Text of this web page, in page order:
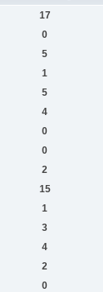
17
0
5
1
5
4
0
0
2
15
1
3
4
2
0